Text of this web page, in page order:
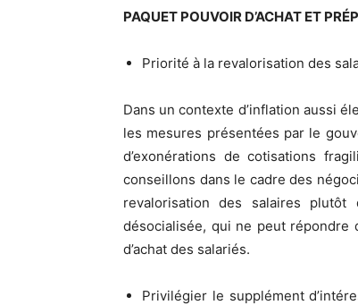
PAQUET POUVOIR D’ACHAT ET
Priorité à la revalorisation des
Dans un contexte d’inflation aussi
les mesures présentées par le
d’exonérations de cotisations
conseillons dans le cadre des
revalorisation des salaires
désocialisée, qui ne peut répondre
d’achat des salariés.
Privilégier le supplément